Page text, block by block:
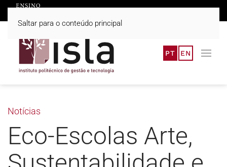
Saltar para o conteúdo principal
PT EN
Notícias
Eco-Escolas Arte,